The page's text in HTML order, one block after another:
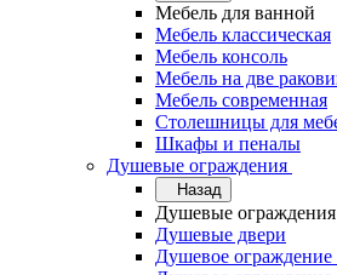
Мебель для ванной
Мебель классическая
Мебель консоль
Мебель на две
Мебель современная
Столешницы для
Шкафы и пеналы
Душевые ограждения
Назад
Душевые ограждения
Душевые двери
Душевое ограждение